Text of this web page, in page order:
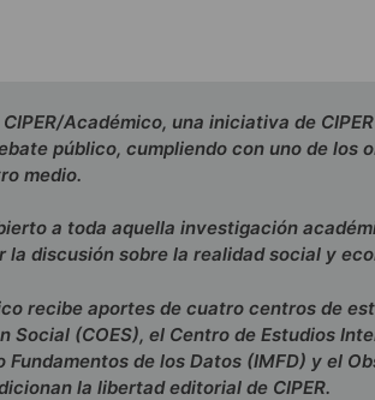
Académico, una iniciativa de
público, cumpliendo con uno de los
medio.
a toda aquella investigación
discusión sobre la realidad social y
recibe aportes de cuatro centros de
Social (COES), el Centro de Estudios
de los Datos (IMFD) y el
la libertad editorial de CIPER.